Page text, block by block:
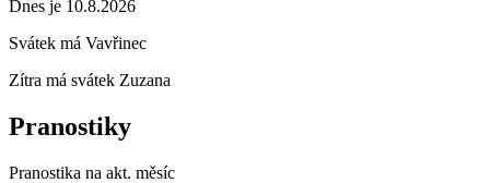
Dnes je 10.8.2026
Svátek má Vavřinec
Zítra má svátek Zuzana
Pranostiky
Pranostika na akt. měsíc